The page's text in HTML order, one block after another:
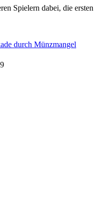
Spielern dabei, die ersten
durch Münzmangel